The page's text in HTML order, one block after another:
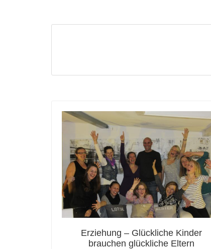
Erziehung – Glückliche Kinder
brauchen glückliche Eltern